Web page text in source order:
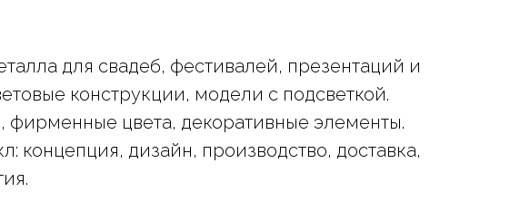
для свадеб, фестивалей, презентаций и
конструкции, модели с подсветкой.
цвета, декоративные элементы.
концепция, дизайн, производство, доставка,